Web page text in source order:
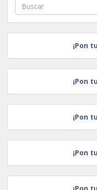
¡Pon
¡Pon
¡Pon
¡Pon
¡Pon